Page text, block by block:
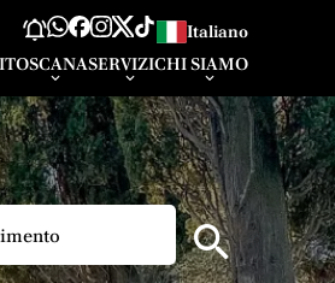
Italiano
TOSCANASERVIZICHI SIAMO